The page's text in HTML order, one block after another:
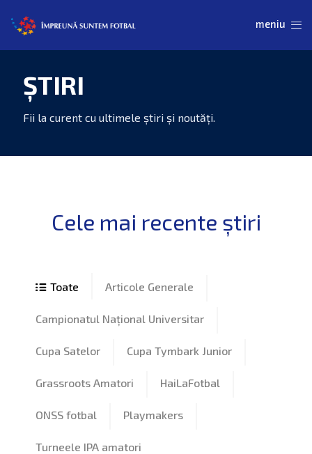
ȘTIRI
Articole Generale
Campionatul Național Universitar
Cupa Satelor Cupa Tymbark Junior
Grassroots Amatori HaiLaFotbal
ONSS fotbal Playmakers
Turneele IPA amatori